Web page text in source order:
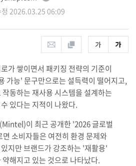
2026.03.25 06:09
가 쌓이면서 패키징 전략의 기준이
가능' 문구만으로는 설득력이 떨어지고,
동하는 재사용 시스템을 설계하는
있다는 지적이 나왔다.
이 최근 공개한 '2026 글로벌
소비자들은 여전히 환경 문제와
지만 브랜드가 강조하는 '재활용'
해지고 있는 것으로 나타났다.